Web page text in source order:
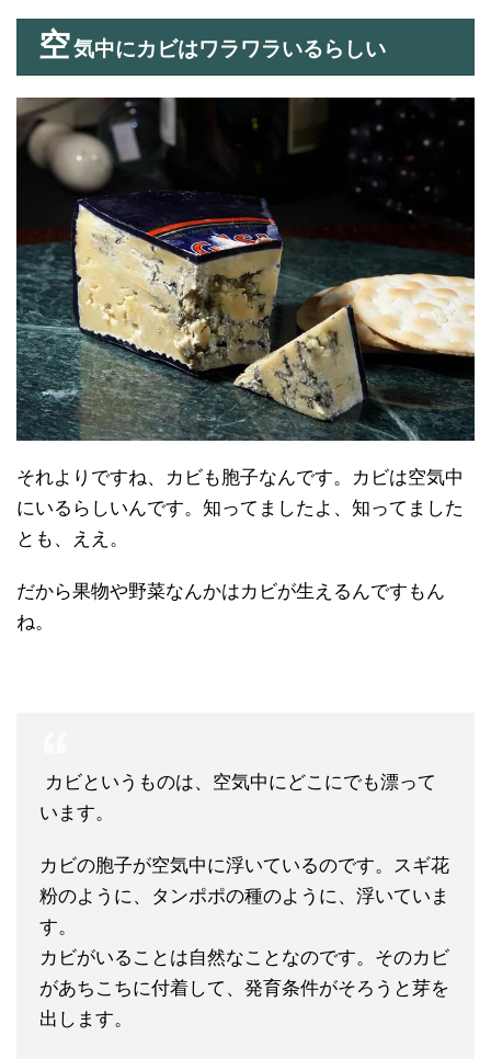
空気中にカビはワラワラいるらしい
それよりですね、カビも胞子なんです。カビは空気中
にいるらしいんです。知ってましたよ、知ってました
とも、ええ。
だから果物や野菜なんかはカビが生えるんですもん
ね。
カビというものは、空気中にどこにでも漂って
います。
カビの胞子が空気中に浮いているのです。スギ花
粉のように、タンポポの種のように、浮いていま
す。
カビがいることは自然なことなのです。そのカビ
があちこちに付着して、発育条件がそろうと芽を
出します。